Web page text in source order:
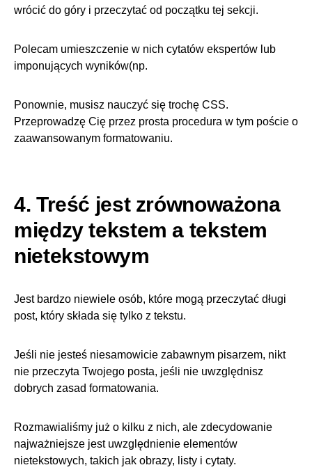
wrócić do góry i przeczytać od początku tej sekcji.
Polecam umieszczenie w nich cytatów ekspertów lub
imponujących wyników(np.
Ponownie, musisz nauczyć się trochę CSS.
Przeprowadzę Cię przez prosta procedura w tym poście o
zaawansowanym formatowaniu.
4. Treść jest zrównoważona
między tekstem a tekstem
nietekstowym
Jest bardzo niewiele osób, które mogą przeczytać długi
post, który składa się tylko z tekstu.
Jeśli nie jesteś niesamowicie zabawnym pisarzem, nikt
nie przeczyta Twojego posta, jeśli nie uwzględnisz
dobrych zasad formatowania.
Rozmawialiśmy już o kilku z nich, ale zdecydowanie
najważniejsze jest uwzględnienie elementów
nietekstowych, takich jak obrazy, listy i cytaty.